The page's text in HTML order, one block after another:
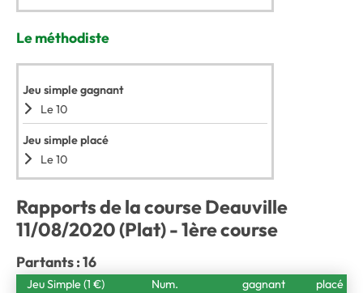
Le méthodiste
Jeu simple gagnant
Le 10
Jeu simple placé
Le 10
Rapports de la course Deauville
11/08/2020 (Plat) - 1ère course
Partants : 16
Jeu Simple (1 €) Num. gagnant placé